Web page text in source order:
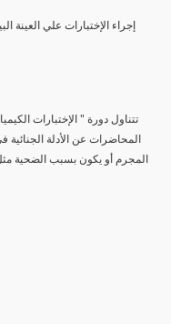
تتناول دورة " الإختبارات
المحاضرات عن الأدلة الجنائية
المجرم أو يكون بسبب الضحية مثل